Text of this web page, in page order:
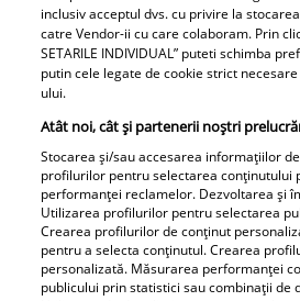
Musaca de vinete - cea
mai simplă rețetă și cea
mai gustoasă
Baby
inclusiv acceptul dvs. cu privire la
catre Vendor-ii cu care colaboram. Prin
SETARILE INDIVIDUAL” puteti schimba
putin cele legate de cookie strict
ului.
Atât noi, cât și partenerii noștri
Stocarea și/sau accesarea informațiilor
profilurilor pentru selectarea conținutului
performanței reclamelor. Dezvoltarea și
Utilizarea profilurilor pentru selectarea
Crearea profilurilor de conținut
pentru a selecta conținutul. Crearea
personalizată. Măsurarea performanței
publicului prin statistici sau combinații de